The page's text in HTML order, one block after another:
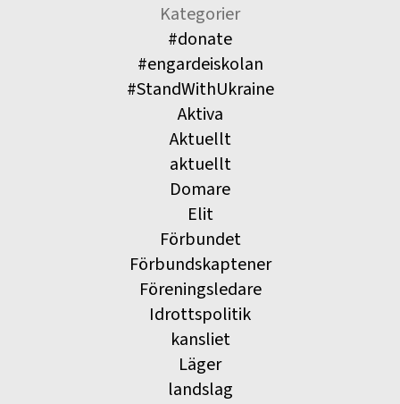
Kategorier
#donate
#engardeiskolan
#StandWithUkraine
Aktiva
Aktuellt
aktuellt
Domare
Elit
Förbundet
Förbundskaptener
Föreningsledare
Idrottspolitik
kansliet
Läger
landslag